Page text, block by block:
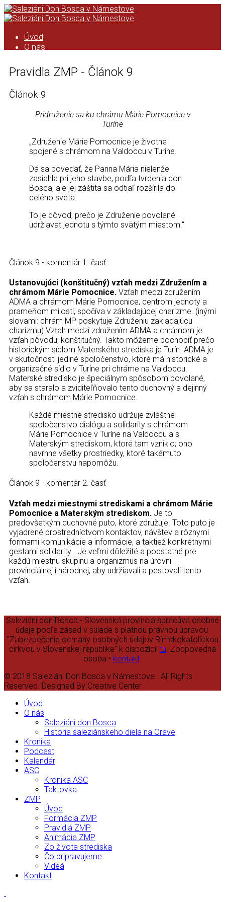
Úvod
O nás
História saleziánskeho diela na
Orave
Podcast
ASC
Taktovka
ZMP
Formácia ZMP
Pravidlá ZMP
Animácia ZMP
Zo života strediska
Videá
Kontakt
Pravidla ZMP - Článok 9
Článok 9
Pridruženie sa ku chrámu Márie Pomocnice v
Turíne
„Združenie Márie Pomocnice je životne
spojené s chrámom na Valdoccu v Turíne.
Dá sa povedať, že Panna Mária nielenže
zasiahla pri jeho stavbe, podľa tvrdenia don
Bosca, ale jej záštita sa odtiaľ rozšírila do
celého sveta.
To je dôvod, prečo je Združenie povolané
udržiavať jednotu s týmto svätým miestom.“
Článok 9 - komentár 1. časť
Ustanovujúci (konštitučný) vzťah medzi Združením a
chrámom Márie Pomocnice. Vzťah medzi združením
ADMA a chrámom Márie Pomocnice, centrom jednoty a
prameňom milosti, spočíva v základajúcej charizme. (inými
slovami: chrám MP poskytuje Združeniu zakladajúcu
charizmu) Vzťah medzi združením ADMA a chrámom je
vzťah pôvodu, konštitučný. Takto môžeme pochopiť prečo
historickým sídlom Materského strediska je Turín. ADMA je
v skutočnosti jediné spoločenstvo, ktoré má historické a
organizačné sídlo v Turíne pri chráme na Valdoccu.
Materské stredisko je špeciálnym spôsobom povolané,
aby sa staralo a zviditeľňovalo tento duchovný a dejinný
vzťah s chrámom Márie Pomocnice.
Každé miestne stredisko udržuje zvláštne
spoločenstvo dialógu a solidarity s chrámom
Márie Pomocnice v Turíne na Valdoccu a s
Materským strediskom, ktoré tam vzniklo; ono
navrhne všetky prostriedky, ktoré takémuto
spoločenstvu napomôžu.
Článok 9 - komentár 2. časť
Vzťah medzi miestnymi strediskami a chrámom Márie
Pomocnice a Materským strediskom. Je to
predovšetkým duchovné puto, ktoré združuje. Toto puto je
vyjadrené prostredníctvom kontaktov, návštev a rôznymi
formami komunikácie a informácie, a taktiež konkrétnymi
gestami solidarity . Je veľmi dôležité a podstatné pre
každú miestnu skupinu a organizmus na úrovni
provinciálnej i národnej, aby udržiavali a pestovali tento
vzťah.
Saleziáni don Bosca - Slovenská provincia spracúva osobné
údaje podľa zásad v súlade s platnou právnou úpravou
"Zabezpečenie ochrany osobných údajov Rímskokatolíckou
cirkvou v Slovenskej republike" k dispozícii tu . Zodpovedná
osoba - kontakt
© 2018 Saleziáni Don Bosca v Námestove.. All Rights
Reserved. Designed By Creative Center
Úvod
O nás
Saleziáni don Bosca
História saleziánskeho diela na Orave
Kronika
Podcast
Kalendár
ASC
Kronika ASC
Taktovka
ZMP
Úvod
Formácia ZMP
Pravidlá ZMP
Animácia ZMP
Zo života strediska
Čo pripravujeme
Videá
Kontakt